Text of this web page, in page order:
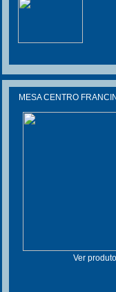
MESA CENTRO
Ver